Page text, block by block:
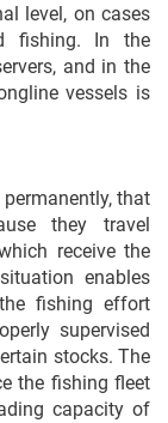
level, on cases
fishing. In the
and in the
vessels is
that
they travel
receive the
enables
fishing effort
supervised
stocks. The
the fishing fleet
capacity of